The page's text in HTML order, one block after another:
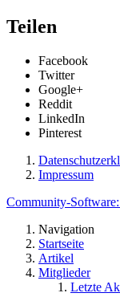
Teilen
Facebook
Twitter
Google+
Reddit
LinkedIn
Pinterest
Impressum
Community-Software:
Navigation
Startseite
Artikel
Mitglieder
Letzte